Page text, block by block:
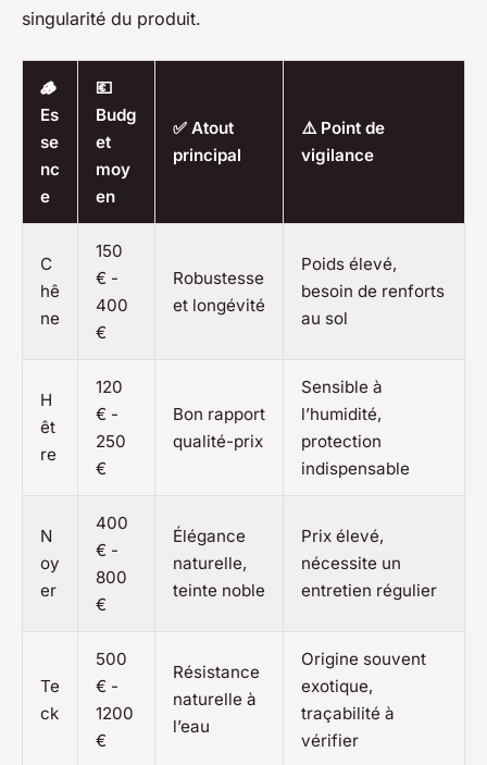
singularité du produit.
🪵
Es
se
nc
e
💶
Budg
et
moy
en
✅ Atout
principal
⚠️ Point de
vigilance
C
hê
ne
150
€ -
400
€
Robustesse
et longévité
Poids élevé,
besoin de renforts
au sol
H
êt
re
120
€ -
250
€
Bon rapport
qualité-prix
Sensible à
l’humidité,
protection
indispensable
N
oy
er
400
€ -
800
€
Élégance
naturelle,
teinte noble
Prix élevé,
nécessite un
entretien régulier
Te
ck
500
€ -
1200
€
Résistance
naturelle à
l’eau
Origine souvent
exotique,
traçabilité à
vérifier